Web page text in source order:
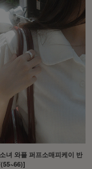
녀 와플 퍼프소매피케이 반